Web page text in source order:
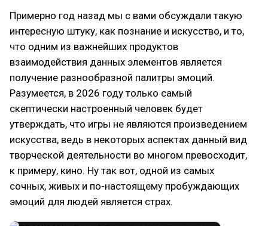
Примерно год назад мы с вами обсуждали такую
интересную штуку, как познание и искусство, и то,
что одним из важнейших продуктов
взаимодействия данных элементов является
получение разнообразной палитры эмоций.
Разумеется, в 2026 году только самый
скептически настроенный человек будет
утверждать, что игры не являются произведением
искусства, ведь в некоторых аспектах данный вид
творческой деятельности во многом превосходит,
к примеру, кино. Ну так вот, одной из самых
сочных, живых и по-настоящему пробуждающих
эмоций для людей является страх.